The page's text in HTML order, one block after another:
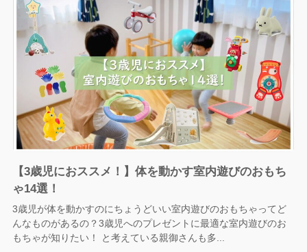
【3歳児におススメ！】体を動かす室内遊びのおもち
ゃ14選！
3歳児が体を動かすのにちょうどいい室内遊びのおもちゃってど
んなものがあるの？3歳児へのプレゼントに最適な室内遊びのお
もちゃが知りたい！ と考えている親御さんも多...